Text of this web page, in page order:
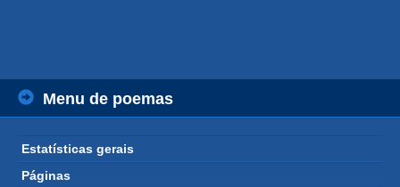
Menu de poemas
Estatísticas gerais
Páginas